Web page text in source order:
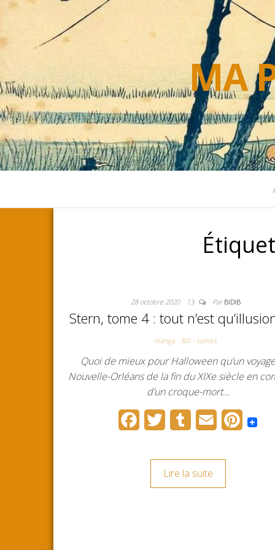
MA
28 octobre 2020 13 ParBIDIB
Stern, tome 4 : tout n’est
manga - BD - comics
Quoi de mieux pour Halloween qu’un
Nouvelle-Orléans de la fin du XIXe siècle en
d’un croque-mort…
i
m
a
P
Lire la suite